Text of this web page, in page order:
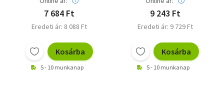
7 684 Ft
Eredeti ár: 8 088 Ft
Kosárba
5 - 10 munkanap
9 243 Ft
Eredeti ár: 9 729 Ft
Kosárba
5 - 10 munkanap